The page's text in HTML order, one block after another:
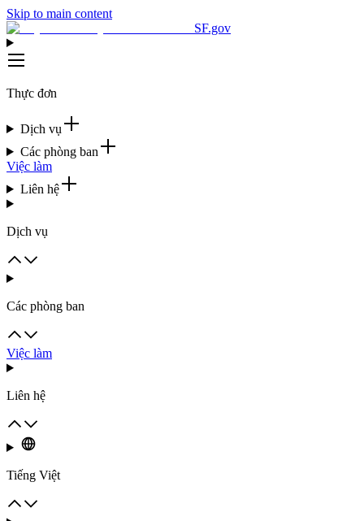
Skip to main content
SF.gov
Thực đơn
Dịch vụ
Các phòng ban
Việc làm
Liên hệ
Dịch vụ
Các phòng ban
Việc làm
Liên hệ
Tiếng Việt